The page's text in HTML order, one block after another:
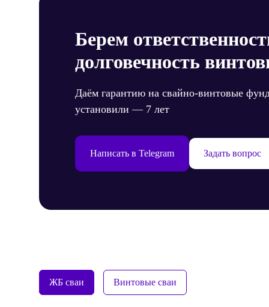
Берем
долговечность
Даём гарантию на свайно-винтовые
установили — 7 лет
Написать в Telegram Задать вопрос
ЖБ сваи Винтовые сваи